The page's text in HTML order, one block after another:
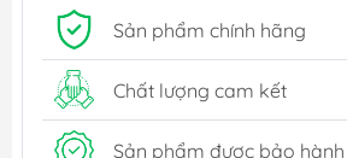
Sản phẩm chính hãng
Chất lượng cam kết
Sản phẩm được bảo hành